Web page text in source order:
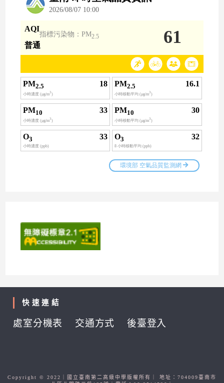
快速連結
處室分機表 交通方式 後臺登入
Copyright © 2022｜國立臺南第二高級中學版權所有｜ 地址：704009臺南市